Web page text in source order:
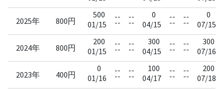
2025年 800円
500
01/15
--
--
--
--
0
04/15
--
--
--
--
0
07/15
2024年 800円
200
01/15
--
--
--
--
300
04/15
--
--
--
--
300
07/16
2023年 400円
0
01/16
--
--
--
--
100
04/17
--
--
--
--
200
07/18